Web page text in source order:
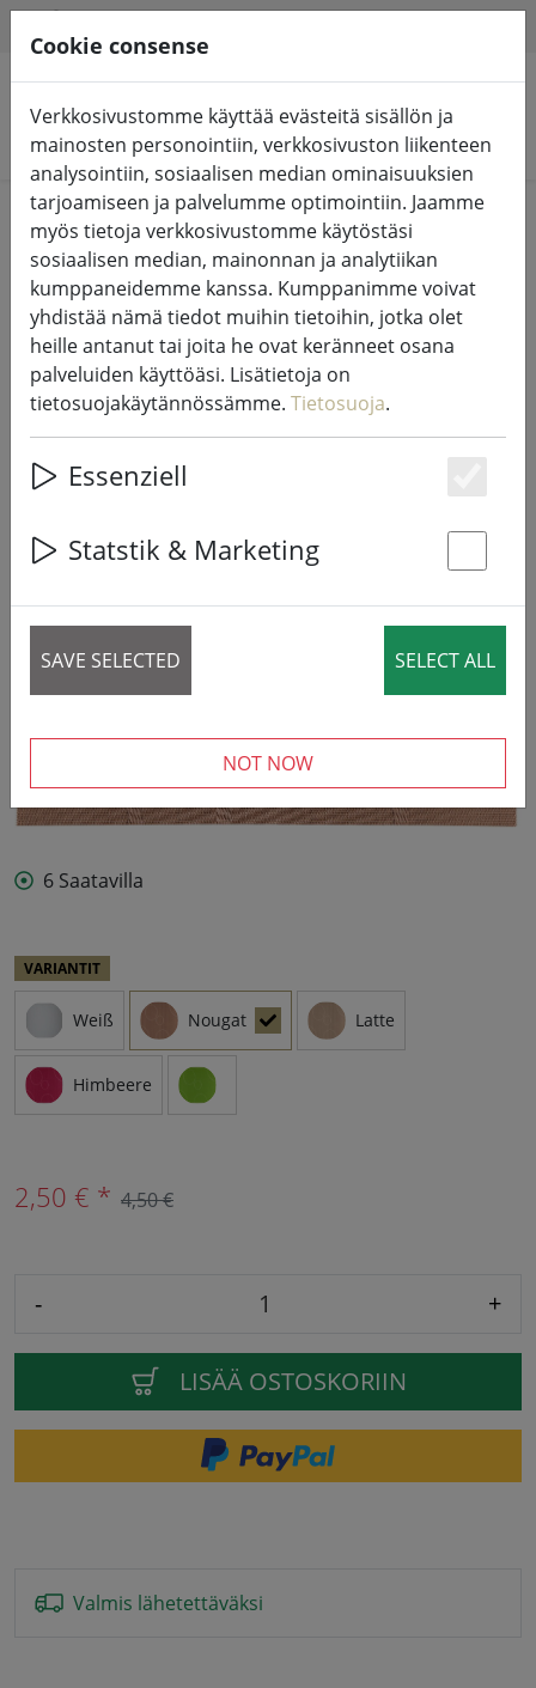
Hae tuotteita
Home %Sale
Zone pöytäalusta Confett
ympyröillä nougat 30 x 40cm
6 Saatavilla
VARIANTIT
Weiß Nougat Latte
Himbeere
2,50 € * 4,50 €
- +
LISÄÄ OSTOSKORIIN
Valmis lähetettäväksi
Cookie consense
Verkkosivustomme käyttää evästeitä sisällön ja
mainosten personointiin, verkkosivuston liikenteen
analysointiin, sosiaalisen median ominaisuuksien
tarjoamiseen ja palvelumme optimointiin. Jaamme
myös tietoja verkkosivustomme käytöstäsi
sosiaalisen median, mainonnan ja analytiikan
kumppaneidemme kanssa. Kumppanimme voivat
yhdistää nämä tiedot muihin tietoihin, jotka olet
heille antanut tai joita he ovat keränneet osana
palveluiden käyttöäsi. Lisätietoja on
tietosuojakäytännössämme. Tietosuoja.
Essenziell
Statstik & Marketing
SAVE SELECTED SELECT ALL
NOT NOW